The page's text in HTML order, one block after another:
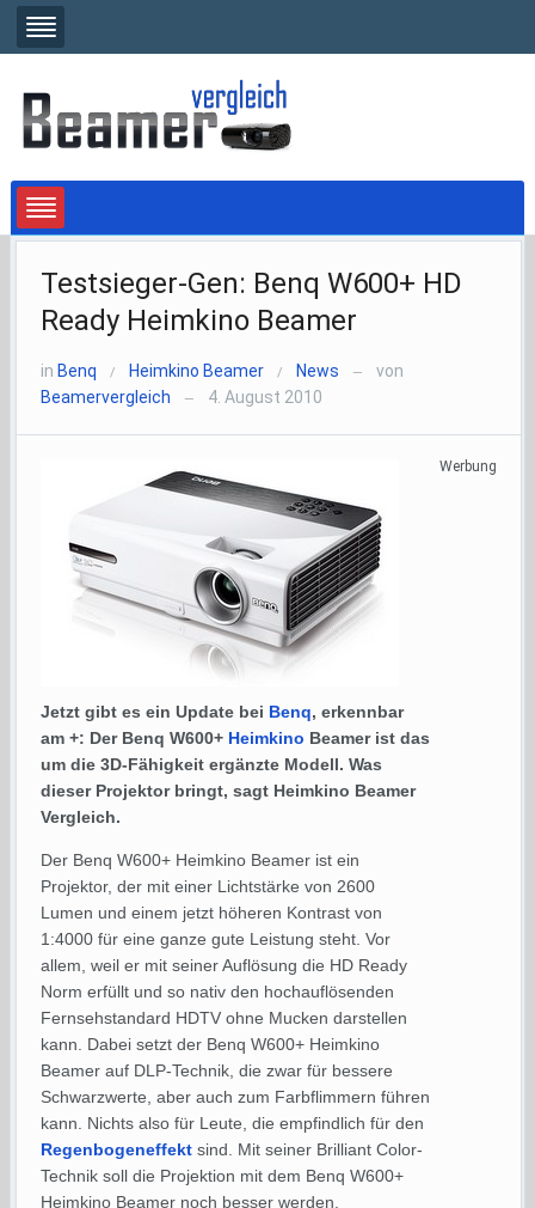
Testsieger-Gen: Benq W600+ HD
Ready Heimkino Beamer
in Benq / Heimkino Beamer / News —
von
Beamervergleich
— 4. August 2010
Jetzt gibt es ein Update bei Benq, erkennbar
am +: Der Benq W600+ Heimkino Beamer ist das
um die 3D-Fähigkeit ergänzte Modell. Was
dieser Projektor bringt, sagt Heimkino Beamer
Vergleich.
Der Benq W600+ Heimkino Beamer ist ein
Projektor, der mit einer Lichtstärke von 2600
Lumen und einem jetzt höheren Kontrast von
1:4000 für eine ganze gute Leistung steht. Vor
allem, weil er mit seiner Auflösung die HD Ready
Norm erfüllt und so nativ den hochauflösenden
Fernsehstandard HDTV ohne Mucken darstellen
kann. Dabei setzt der Benq W600+ Heimkino
Beamer auf DLP-Technik, die zwar für bessere
Schwarzwerte, aber auch zum Farbflimmern führen
kann. Nichts also für Leute, die empfindlich für den
Regenbogeneffektsind. Mit seiner Brilliant Color-
Technik soll die Projektion mit dem Benq W600+
Heimkino Beamer noch besser werden.
Werbung